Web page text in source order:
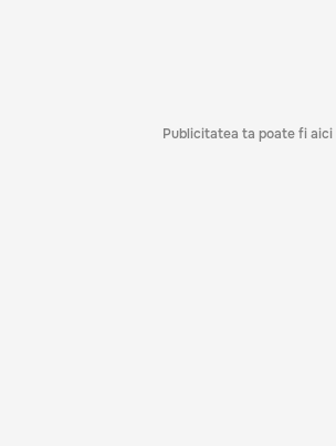
Publicitatea ta poate fi aici